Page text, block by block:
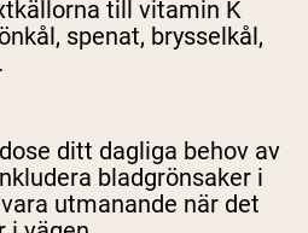
till vitamin K
spenat, brysselkål,
ditt dagliga behov av
bladgrönsaker i
utmanande när det